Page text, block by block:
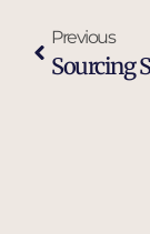
Previous